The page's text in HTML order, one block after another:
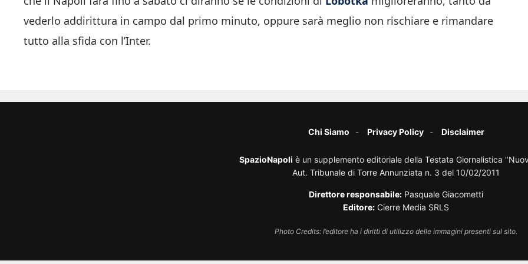
vederlo addirittura in campo dal primo minuto, oppure sarà meglio non rischiare e rimandare
tutto alla sfida con l’Inter.
Chi Siamo Privacy Policy Disclaimer
SpazioNapoli è un supplemento editoriale della Testata Giornalistica
Aut. Tribunale di Torre Annunziata n. 3 del 10/02/2011
Direttore responsabile: Pasquale Giacometti
Editore: Cierre Media SRLS
Photo Credits: l’editore ha i diritti di utilizzo delle immagini presenti sul sito.